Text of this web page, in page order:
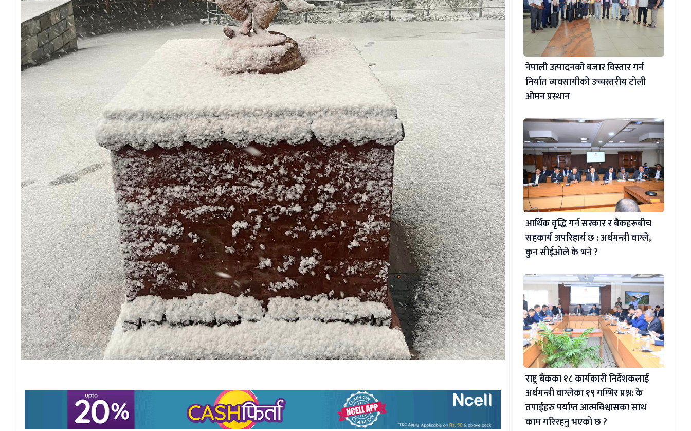
नेपाली उत्पादनको बजार विस्तार गर्न
निर्यात व्यवसायीको उच्चस्तरीय टोली
ओमन प्रस्थान
आर्थिक वृद्धि गर्न सरकार र बैंकहरूबीच
सहकार्य अपरिहार्य छ : अर्थमन्त्री वाग्ले,
कुन सीईओले के भने ?
राष्ट्र बैंकका १८ कार्यकारी निर्देशकलाई
अर्थमन्त्री वाग्लेका १९ गम्भिर प्रश्न: के
तपाईहरु पर्याप्त आत्मविश्वासका साथ
काम गरिरहनु भएको छ ?